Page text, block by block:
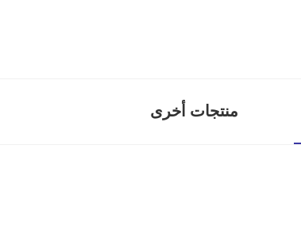
منتجات أخرى